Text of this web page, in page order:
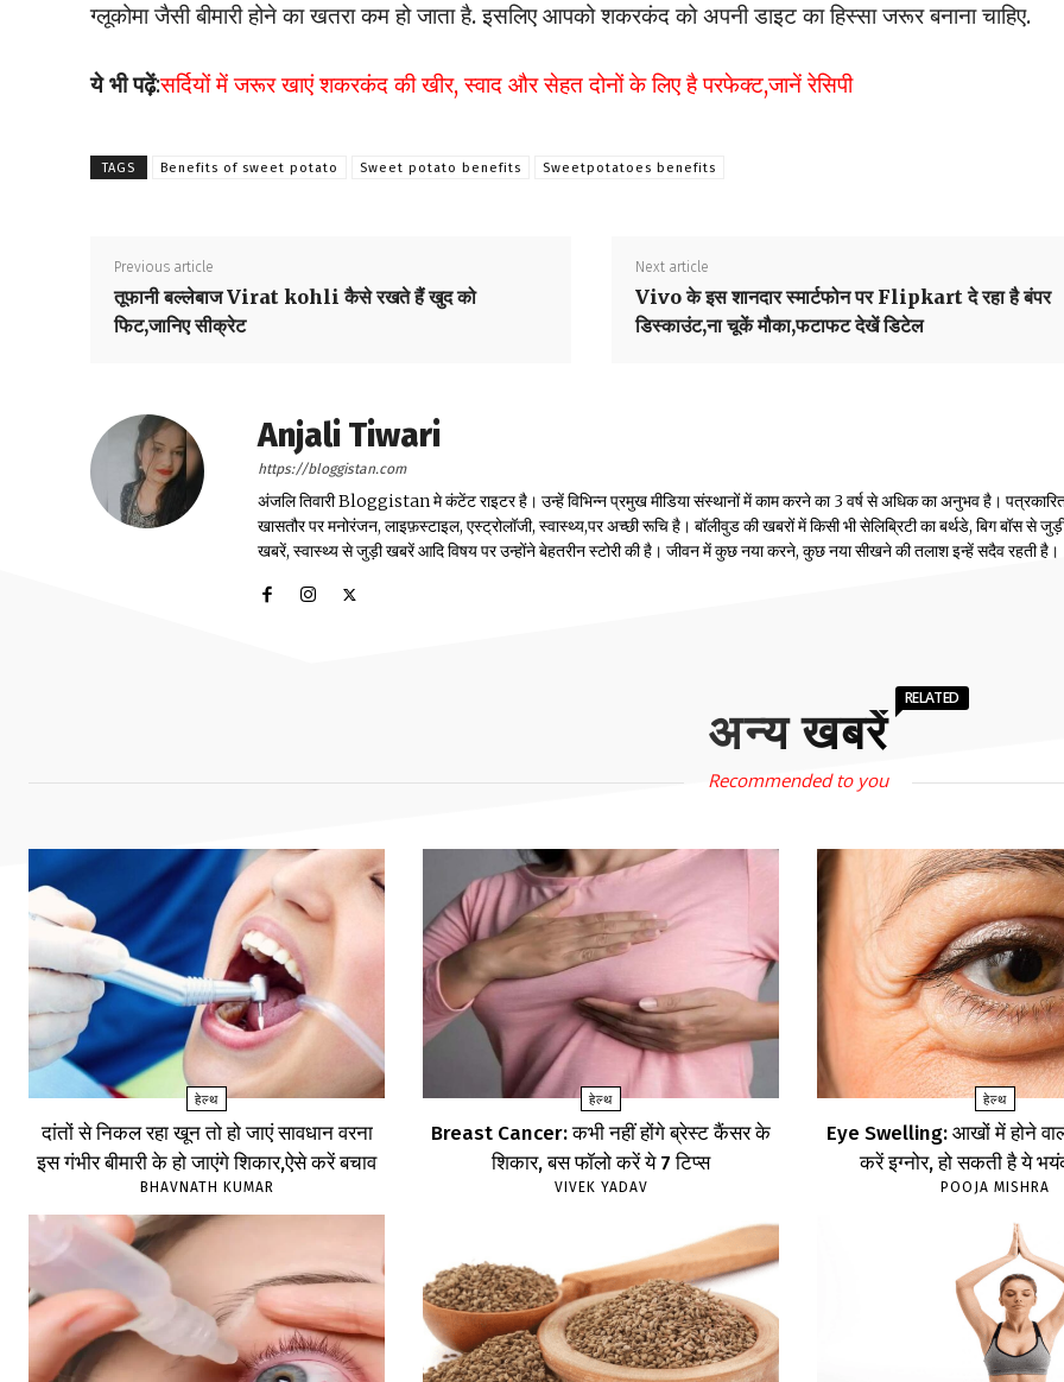
ग्लूकोमा जैसी बीमारी होने का खतरा कम हो जाता है. इसलिए आपको शकरकंद को अपनी डाइट का हिस्सा जरूर बनाना चाहिए.
ये भी पढ़ें:सर्दियों में जरूर खाएं शकरकंद की खीर, स्वाद और सेहत दोनों के लिए है परफेक्ट,जानें रेसिपी
TAGS Benefits of sweet potato Sweet potato benefits Sweetpotatoes benefits
Previous article
तूफानी बल्लेबाज Virat kohli कैसे रखते हैं खुद को
फिट,जानिए सीक्रेट
Next article
Vivo के इस शानदार स्मार्टफोन पर Flipkart दे रहा है बंपर
डिस्काउंट,ना चूकें मौका,फटाफट देखें डिटेल
Anjali Tiwari
https://bloggistan.com
अंजलि तिवारी Bloggistan मे कंटेंट राइटर है। उन्हें विभिन्न प्रमुख मीडिया संस्थानों में काम करने का 3 वर्ष से अधिक का अनुभव है।
खासतौर पर मनोरंजन, लाइफ़स्टाइल, एस्ट्रोलॉजी, स्वास्थ्य,पर अच्छी रूचि है। बॉलीवुड की खबरों में किसी भी सेलिब्रिटी का बर्थडे, बिग बॉस से
खबरें, स्वास्थ्य से जुड़ी खबरें आदि विषय पर उन्होंने बेहतरीन स्टोरी की है। जीवन में कुछ नया करने, कुछ नया सीखने की तलाश इन्हें सदैव रहती है।
अन्य खबरें
RELATED
Recommended to you
हेल्थ
दांतों से निकल रहा खून तो हो जाएं सावधान वरना
इस गंभीर बीमारी के हो जाएंगे शिकार,ऐसे करें बचाव
BHAVNATH KUMAR
हेल्थ
Breast Cancer: कभी नहीं होंगे ब्रेस्ट कैंसर के
शिकार, बस फॉलो करें ये 7 टिप्स
VIVEK YADAV
हेल्थ
Eye Swelling: आखों में होने
करें इग्नोर, हो सकती है ये
POOJA MISHRA